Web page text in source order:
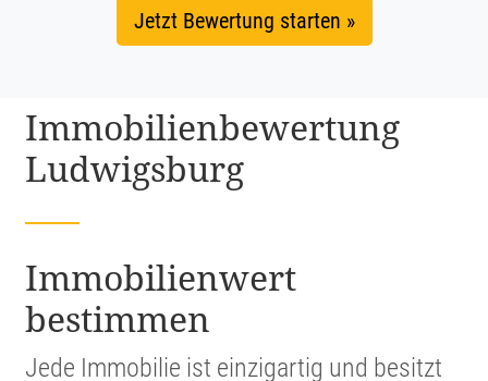
Jetzt Bewertung starten »
Immobi­li­en­be­wer­tung
Ludwigsburg
Immobi­li­en­wert
bestimmen
Jede Immobilie ist einzig­artig und besitzt